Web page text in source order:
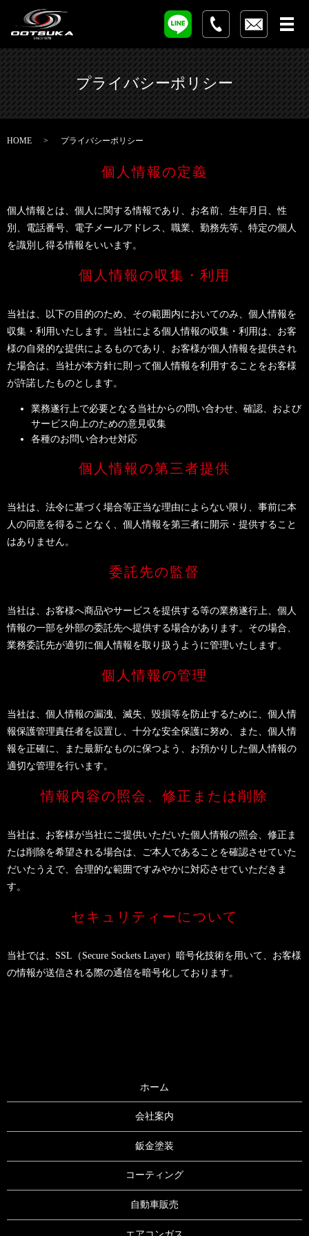
プライバシーポリシー
HOME プライバシーポリシー
個人情報の定義
個人情報とは、個人に関する情報であり、お名前、生年月日、性
別、電話番号、電子メールアドレス、職業、勤務先等、特定の個人
を識別し得る情報をいいます。
個人情報の収集・利用
当社は、以下の目的のため、その範囲内においてのみ、個人情報を
収集・利用いたします。当社による個人情報の収集・利用は、お客
様の自発的な提供によるものであり、お客様が個人情報を提供され
た場合は、当社が本方針に則って個人情報を利用することをお客様
が許諾したものとします。
業務遂行上で必要となる当社からの問い合わせ、確認、および
サービス向上のための意見収集
各種のお問い合わせ対応
個人情報の第三者提供
当社は、法令に基づく場合等正当な理由によらない限り、事前に本
人の同意を得ることなく、個人情報を第三者に開示・提供すること
はありません。
委託先の監督
当社は、お客様へ商品やサービスを提供する等の業務遂行上、個人
情報の一部を外部の委託先へ提供する場合があります。その場合、
業務委託先が適切に個人情報を取り扱うように管理いたします。
個人情報の管理
当社は、個人情報の漏洩、滅失、毀損等を防止するために、個人情
報保護管理責任者を設置し、十分な安全保護に努め、また、個人情
報を正確に、また最新なものに保つよう、お預かりした個人情報の
適切な管理を行います。
情報内容の照会、修正または削除
当社は、お客様が当社にご提供いただいた個人情報の照会、修正ま
たは削除を希望される場合は、ご本人であることを確認させていた
だいたうえで、合理的な範囲ですみやかに対応させていただきま
す。
セキュリティーについて
当社では、SSL（Secure Sockets Layer）暗号化技術を用いて、お客様
の情報が送信される際の通信を暗号化しております。
ホーム
会社案内
鈑金塗装
コーティング
自動車販売